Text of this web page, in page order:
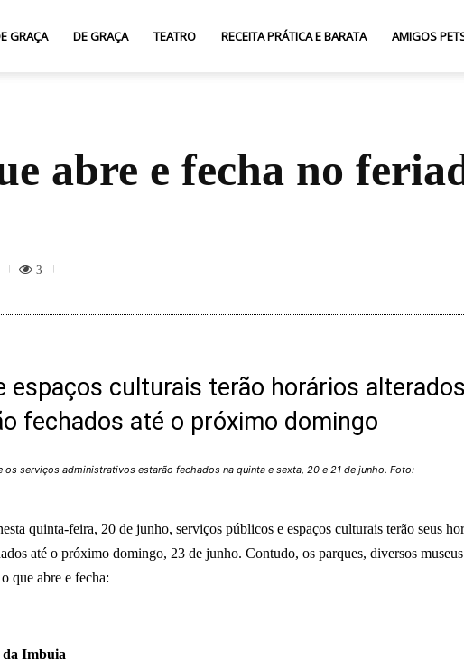
GRAÇA DE GRAÇA TEATRO RECEITA PRÁTICA E BARATA AMIGOS
abre e fecha no
3
espaços culturais terão horários
fechados até o próximo domingo
os serviços administrativos estarão fechados na quinta e sexta, 20 e 21 de junho. Foto:
quinta-feira, 20 de junho, serviços públicos e espaços culturais terão seus
até o próximo domingo, 23 de junho. Contudo, os parques, diversos
que abre e fecha:
Imbuia